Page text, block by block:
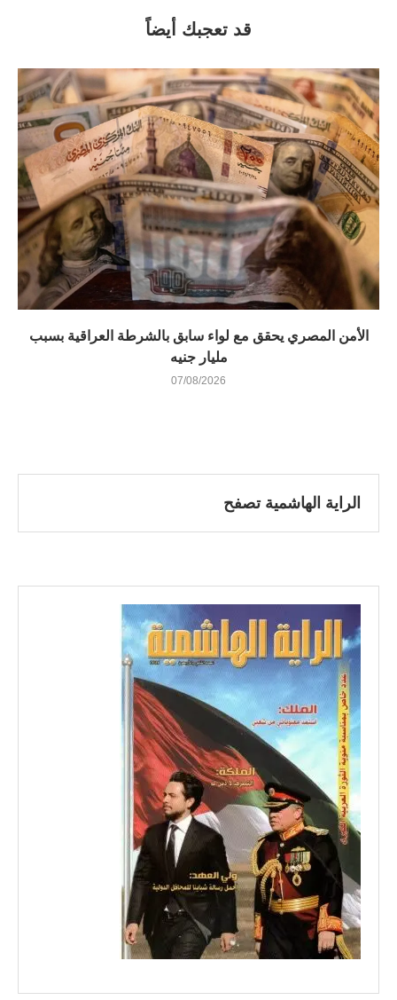
قد تعجبك أيضاً
الأمن المصري يحقق مع لواء سابق بالشرطة العراقية بسبب
مليار جنيه
07/08/2026
الراية الهاشمية تصفح